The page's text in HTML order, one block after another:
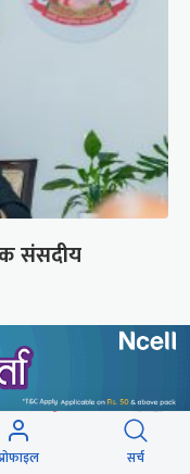
संसदीय
सर्च